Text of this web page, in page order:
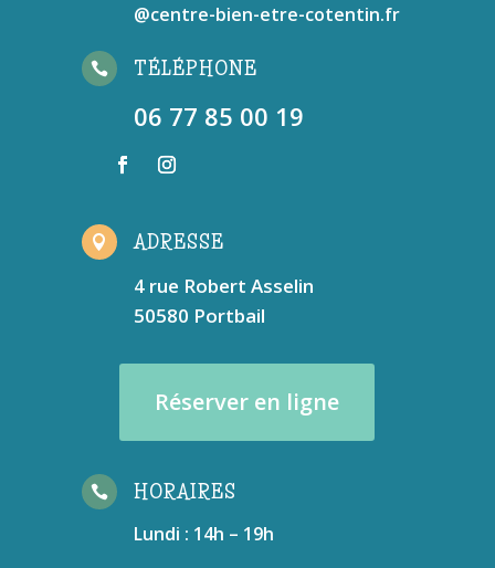
@centre-bien-etre-cotentin.fr
 TÉLÉPHONE
06 77 85 00 19
 ADRESSE
4 rue Robert Asselin
50580 Portbail
Réserver en ligne
 HORAIRES
Lundi : 14h – 19h